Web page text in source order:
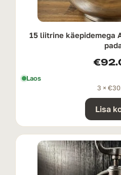
15 liitrine käepidemega
€
Laos
3 × €
Lisa